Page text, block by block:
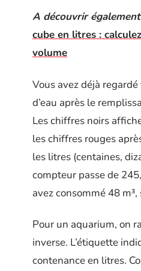
A découvrir
cube en litres :
volume
Vous avez déjà
d’eau après le
Les chiffres noirs
les chiffres rouges
les litres (centaines,
compteur passe de
avez consommé 48
Pour un aquarium, on
inverse. L’étiquette
contenance en litres.